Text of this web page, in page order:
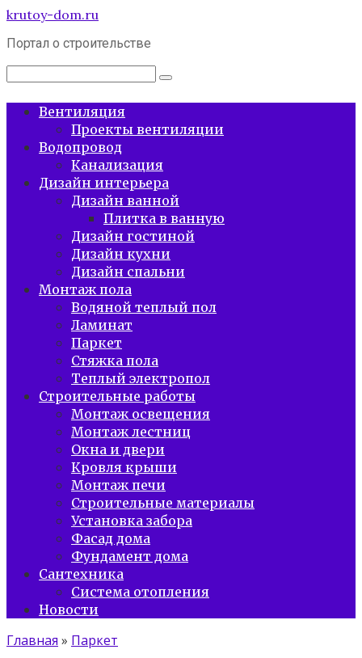
Перейти
контенту
krutoy-dom.ru
Портал о строительстве
Поиск:
Вентиляция
Проекты вентиляции
Водопровод
Канализация
Дизайн интерьера
Дизайн ванной
Плитка в ванную
Дизайн гостиной
Дизайн кухни
Дизайн спальни
Монтаж пола
Водяной теплый пол
Ламинат
Паркет
Стяжка пола
Теплый электропол
Строительные работы
Монтаж освещения
Монтаж лестниц
Окна и двери
Кровля крыши
Монтаж печи
Строительные материалы
Установка забора
Фасад дома
Фундамент дома
Сантехника
Система отопления
Новости
Главная » Паркет